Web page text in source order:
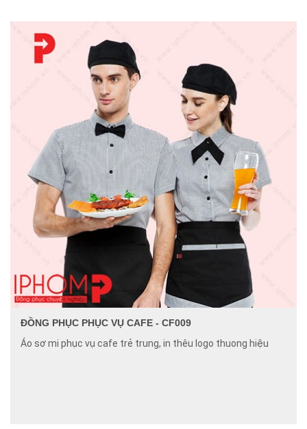
ĐỒNG PHỤC PHỤC VỤ CAFE - CF009
Áo sơ mi phục vụ cafe trẻ trung, in thêu logo thuong hiệu